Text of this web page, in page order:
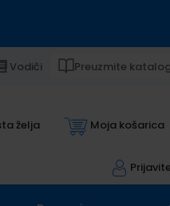
Vodiči Preuzmite
želja Moja košarica